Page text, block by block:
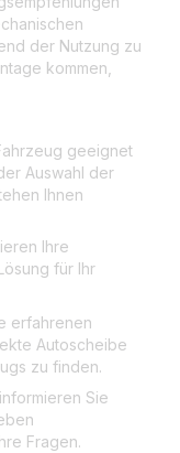
der Nutzung zu
kommen,
geeignet
Auswahl der
Ihnen
Ihre
für Ihr
erfahrenen
Autoscheibe
zu finden.
Sie
Fragen.